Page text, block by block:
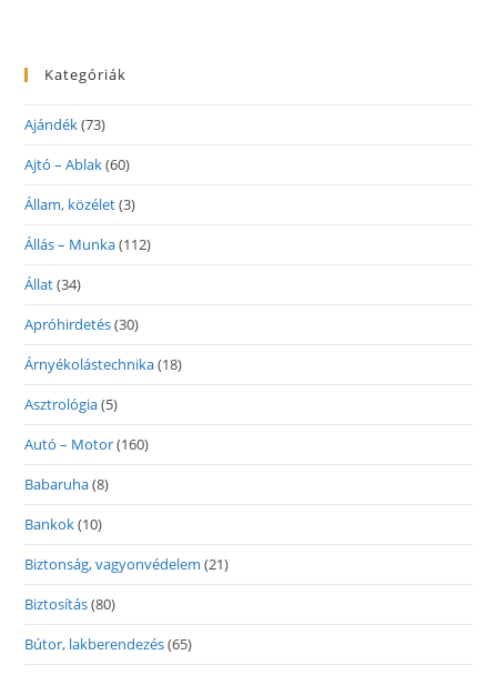
Kategóriák
Ajándék(73)
Ajtó – Ablak(60)
Állam, közélet(3)
Állás – Munka(112)
Állat(34)
Apróhirdetés(30)
Árnyékolástechnika(18)
Asztrológia(5)
Autó – Motor(160)
Babaruha(8)
Bankok(10)
Biztonság, vagyonvédelem (21)
Biztosítás(80)
Bútor, lakberendezés(65)